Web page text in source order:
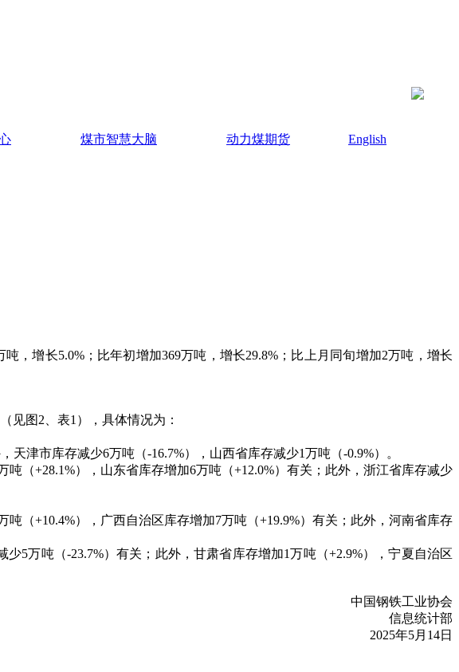
煤市智慧大脑 动力煤期货
English
增长5.0%；比年初增加369万吨，增长29.8%；比上月同旬增加2万吨，增长
图2、表1），具体情况为：
津市库存减少6万吨（-16.7%），山西省库存减少1万吨（-0.9%）。
（+28.1%），山东省库存增加6万吨（+12.0%）有关；此外，浙江省库存减少
（+10.4%），广西自治区库存增加7万吨（+19.9%）有关；此外，河南省库存
万吨（-23.7%）有关；此外，甘肃省库存增加1万吨（+2.9%），宁夏自治区
中国钢铁工业协会
信息统计部
2025年5月14日